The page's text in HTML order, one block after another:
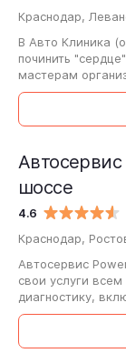
Краснодар,
В Авто Клиника
починить
мастерам
заметили
4.6
шоссе
Краснодар,
Автосервис
свои услуги
диагностику,
транспортного